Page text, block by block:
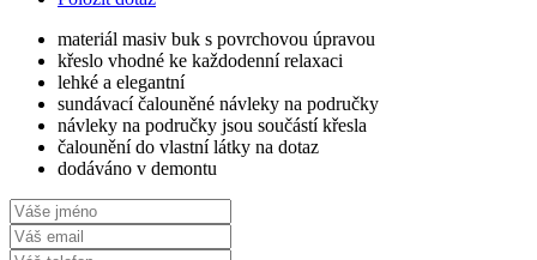
materiál masiv buk s povrchovou úpravou
křeslo vhodné ke každodenní relaxaci
lehké a elegantní
sundávací čalouněné návleky na područky
návleky na područky jsou součástí křesla
čalounění do vlastní látky na dotaz
dodáváno v demontu